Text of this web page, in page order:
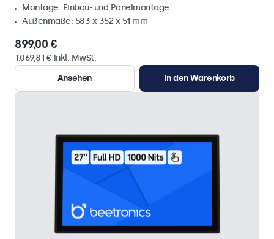
Montage: Einbau- und Panelmontage
Außenmaße: 583 x 352 x 51 mm
899,00 €
1.069,81 € inkl. MwSt.
Ansehen
In den Warenkorb